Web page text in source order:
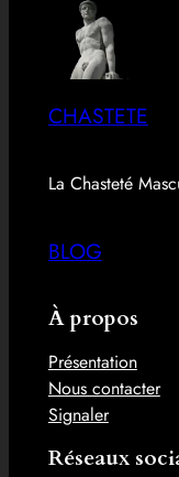
CHASTETE
La Chasteté
BLOG
À propos
Présentation
Nous contacter
Signaler
Réseaux